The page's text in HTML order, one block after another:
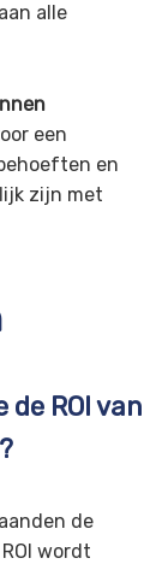
alle
een
en
zijn met
ROI van
de
wordt